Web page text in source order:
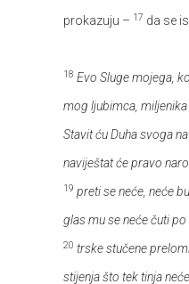
prokazuju – 17 da se
18 Evo Sluge mojega,
mog ljubimca,
Stavit ću Duha svoga
naviještat će pravo
19 preti se neće, neće
glas mu se neće čuti
20 trske stučene
stijenja što tek tinja